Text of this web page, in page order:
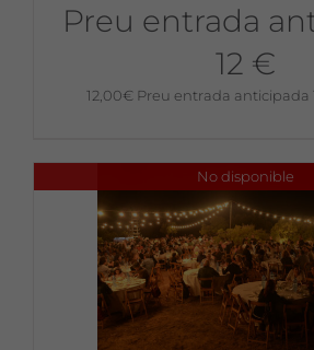
Preu entrada
12 €
12,00€ Preu entrada anticipada
No disponible